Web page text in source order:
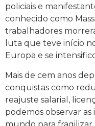
policiais e
conhecido como
trabalhadores
luta que teve início
Europa e se
Mais de cem anos
conquistas como
reajuste salarial,
podemos observar